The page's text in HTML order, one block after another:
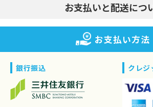
お支払いと配送につ
お支払い方法
銀行振込 クレジ